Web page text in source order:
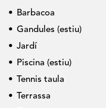
Barbacoa
Gandules (estiu)
Jardí
Piscina (estiu)
Tennis taula
Terrassa